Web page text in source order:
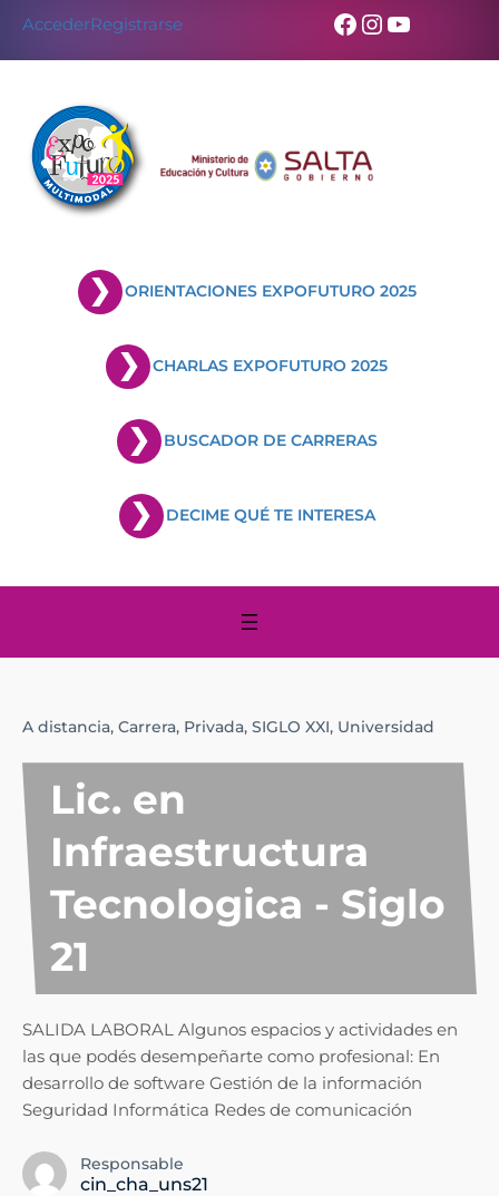
AccederRegistrarse Facebook
Instagram
YouTube
ORIENTACIONES EXPOFUTURO 2025
CHARLAS EXPOFUTURO 2025
BUSCADOR DE CARRERAS
DECIME QUÉ TE INTERESA
A distancia, Carrera, Privada, SIGLO XXI, Universidad
Lic. en
Infraestructura
Tecnologica - Siglo
21
SALIDA LABORAL Algunos espacios y actividades en
las que podés desempeñarte como profesional: En
desarrollo de software Gestión de la información
Seguridad Informática Redes de comunicación
Responsable
cin_cha_uns21